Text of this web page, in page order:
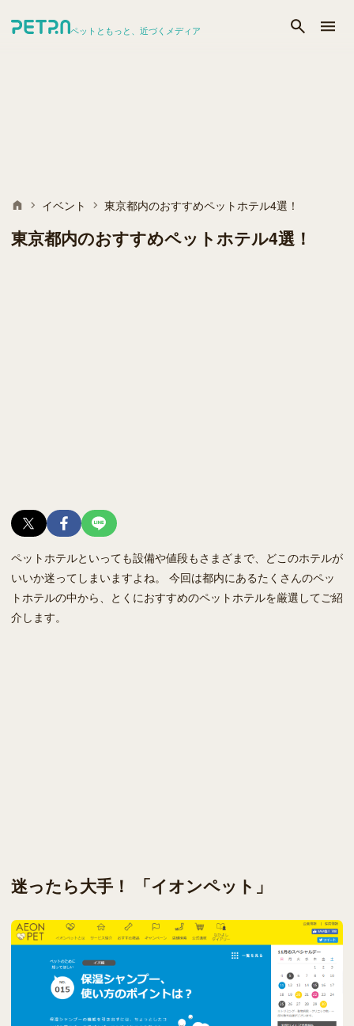
ペットともっと、近づくメディア
イベント 東京都内のおすすめペットホテル4選！
東京都内のおすすめペットホテル4選！
ペットホテルといっても設備や値段もさまざまで、どこのホテルが
いいか迷ってしまいますよね。 今回は都内にあるたくさんのペッ
トホテルの中から、とくにおすすめのペットホテルを厳選してご紹
介します。
迷ったら大手！ 「イオンペット」